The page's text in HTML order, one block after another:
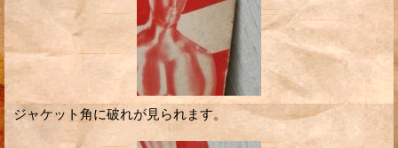
ジャケット角に破れが見られます。